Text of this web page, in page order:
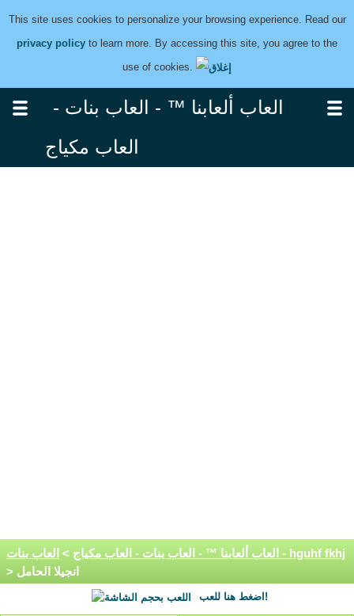
This site uses cookies to personalize your browsing experience. Read our
privacy policy to learn more. By accessing this site, you agree to the
use of cookies.
العاب ألعابنا ™ - العاب بنات -
العاب مكياج
العاب ألعابنا ™ - العاب بنات - العاب مكياج >
العاب بنات - hguhf fkhj
> انجيلا الحامل
اضغط هنا للعب!